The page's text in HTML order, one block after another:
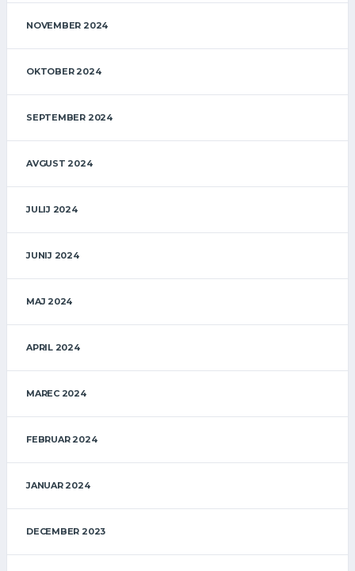
NOVEMBER 2024
OKTOBER 2024
SEPTEMBER 2024
AVGUST 2024
JULIJ 2024
JUNIJ 2024
MAJ 2024
APRIL 2024
MAREC 2024
FEBRUAR 2024
JANUAR 2024
DECEMBER 2023